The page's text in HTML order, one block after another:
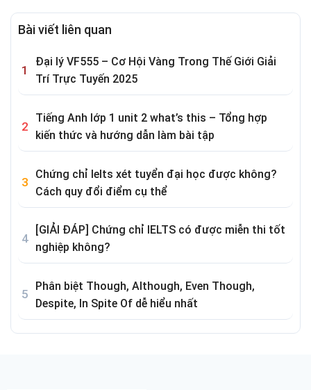
Bài viết liên quan
Đại lý VF555 – Cơ Hội Vàng Trong Thế Giới Giải
Trí Trực Tuyến 2025
Tiếng Anh lớp 1 unit 2 what’s this – Tổng hợp
kiến thức và hướng dẫn làm bài tập
Chứng chỉ Ielts xét tuyển đại học được không?
Cách quy đổi điểm cụ thể
[GIẢI ĐÁP] Chứng chỉ IELTS có được miễn thi tốt
nghiệp không?
Phân biệt Though, Although, Even Though,
Despite, In Spite Of dễ hiểu nhất